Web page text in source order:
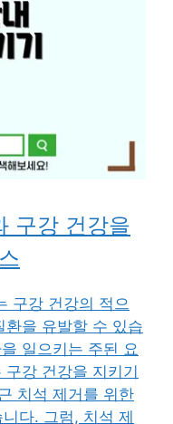
구강 건강을
구강 건강의 적으
환을 유발할 수 있습
일으키는 주된 요
강 건강을 지키기
치석 제거를 위한
다. 그럼, 치석 제